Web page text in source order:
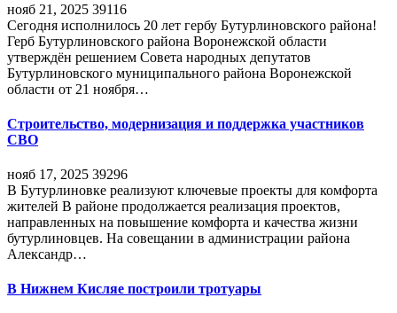
нояб 21, 2025 39116
Сегодня исполнилось 20 лет гербу Бутурлиновского района!
Герб Бутурлиновского района Воронежской области
утверждён решением Совета народных депутатов
Бутурлиновского муниципального района Воронежской
области от 21 ноября…
Строительство, модернизация и поддержка участников
СВО
нояб 17, 2025 39296
В Бутурлиновке реализуют ключевые проекты для комфорта
жителей В районе продолжается реализация проектов,
направленных на повышение комфорта и качества жизни
бутурлиновцев. На совещании в администрации района
Александр…
В Нижнем Кисляе построили тротуары